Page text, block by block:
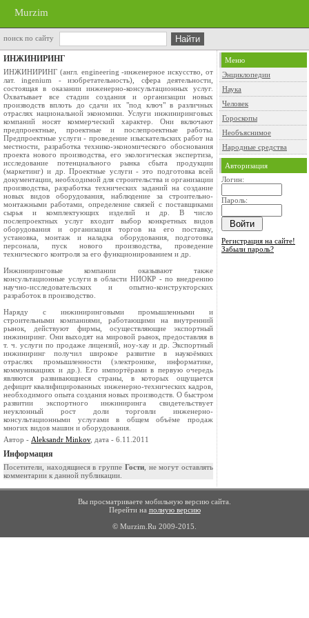
Murzim
поиск по сайту
ИНЖИНИРИНГ
ИНЖИНИРИНГ (англ. engineering -инженерное искусство, от
лат. ingenium - изобретательность), сфера деятельности,
состоящая в оказании инженерно-консультационных услуг.
Охватывает все стадии создания и организации новых
производств вплоть до сдачи их "под ключ" в различных
отраслях национальной экономики. Услуги инжиниринговых
компаний носят коммерческий характер. Они включают
предпроектные, проектные и послепроектные работы.
Предпроектные услуги - проведение изыскательских работ на
местности, разработка технико-экономического обоснования
проекта нового производства, его экологическая экспертиза,
исследование потенциального рынка сбыта продукции
(маркетинг) и др. Проектные услуги - это подготовка всей
документации, необходимой для строительства и организации
производства, разработка технических заданий на создание
новых видов оборудования, наблюдение за строительно-
монтажными работами, определение связей с поставщиками
сырья и комплектующих изделий и др. В число
послепроектных услуг входит выбор конкретных видов
оборудования и организация торгов на его поставку,
установка, монтаж и наладка оборудования, подготовка
персонала, пуск нового производства, проведение
технического контроля за его функционированием и др.
Инжиниринговые компании оказывают также
консультационные услуги в области НИОКР - по внедрению
научно-исследовательских и опытно-конструкторских
разработок в производство.
Наряду с инжиниринговыми промышленными и
строительными компаниями, работающими на внутренний
рынок, действуют фирмы, осуществляющие экспортный
инжиниринг. Они выходят на мировой рынок, предоставляя в
т. ч. услуги по продаже лицензий, ноу-хау и др. Экспортный
инжиниринг получил широкое развитие в наукоёмких
отраслях промышленности (электронике, информатике,
коммуникациях и др.). Его импортёрами в первую очередь
являются развивающиеся страны, в которых ощущается
дефицит квалифицированных инженерно-технических кадров,
необходимого опыта создания новых производств. О быстром
развитии экспортного инжиниринга свидетельствует
неуклонный рост доли торговли инженерно-
консультационными услугами в общем объёме продаж
многих видов машин и оборудования.
Автор - Aleksandr Minkov, дата - 6.11.2011
Информация
Посетители, находящиеся в группе Гости, не могут оставлять
комментарии к данной публикации.
Меню
Энциклопедии
Наука
Человек
Гороскопы
Необъяснимое
Народные средства
Авторизация
Логин:
Пароль:
Регистрация на сайте!
Забыли пароль?
Вы просматриваете мобильную версию сайта.
Перейти на полную версию
© Murzim.Ru 2009-2015.